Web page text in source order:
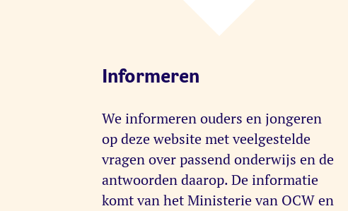
Informeren
We informeren ouders en jongeren
op deze website met veelgestelde
vragen over passend onderwijs en de
antwoorden daarop. De informatie
komt van het Ministerie van OCW en